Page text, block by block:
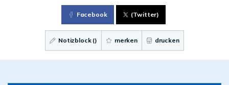
Facebook (Twitter)
Notizblock () merken drucken